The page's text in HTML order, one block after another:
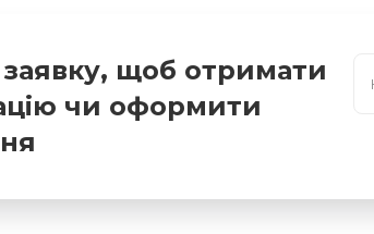
щоб отримати
чи оформити